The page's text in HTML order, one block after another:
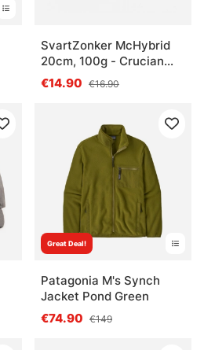
SvartZonker McHybrid
20cm, 100g - Crucian
Carp
€14.90 €16.90
Great Deal!
Patagonia M's Synch
Jacket Pond Green
€74.90 €149